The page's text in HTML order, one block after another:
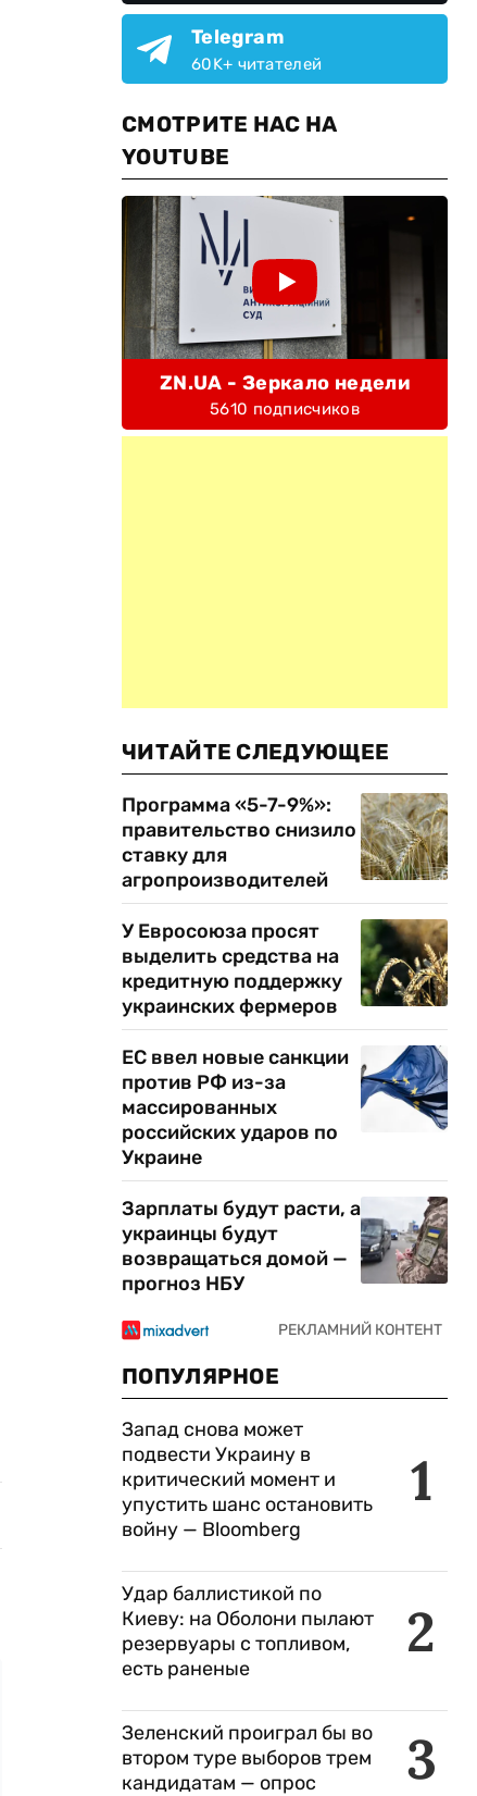
Telegram
60K+ читателей
СМОТРИТЕ НАС НА
YOUTUBE
ZN.UA - Зеркало недели
5610 подписчиков
ЧИТАЙТЕ СЛЕДУЮЩЕЕ
Программа «5-7-9%»:
правительство снизило
ставку для
агропроизводителей
У Евросоюза просят
выделить средства на
кредитную поддержку
украинских фермеров
ЕС ввел новые санкции
против РФ из-за
массированных
российских ударов по
Украине
Зарплаты будут расти, а
украинцы будут
возвращаться домой —
прогноз НБУ
ПОПУЛЯРНОЕ
1
Запад снова может
подвести Украину в
критический момент и
упустить шанс остановить
войну — Bloomberg
2
Удар баллистикой по
Киеву: на Оболони пылают
резервуары с топливом,
есть раненые
3
Зеленский проиграл бы во
втором туре выборов трем
кандидатам — опрос